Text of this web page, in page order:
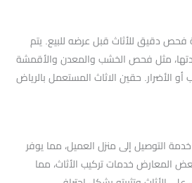
فحص دقيق للأثاث قبل عرضه للبيع. يتم
مثل فحص الخشب والمعدن والأقمشة
الأضرار. حقين الاثاث المستعمل بالرياض
التوصيل إلى منزل العميل، مما يوفر
المعارض خدمات تركيب الأثاث، مما